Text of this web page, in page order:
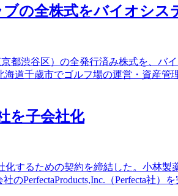
の全株式をバイオシス
都渋谷区）の全発行済み株式を、バ
道千歳市でゴルフ場の運営・資産
を子会社化
するための契約を締結した。小林
PerfectaProducts,Inc.（Perfecta社）